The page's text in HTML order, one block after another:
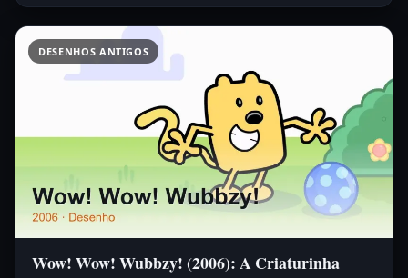
DESENHOS ANTIGOS
Wow! Wow! Wubbzy! (2006): A Criaturinha